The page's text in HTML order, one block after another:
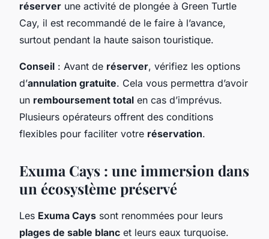
réserver une activité de plongée à Green Turtle
Cay, il est recommandé de le faire à l’avance,
surtout pendant la haute saison touristique.
Conseil : Avant de réserver, vérifiez les options
d’annulation gratuite. Cela vous permettra d’avoir
un remboursement total en cas d’imprévus.
Plusieurs opérateurs offrent des conditions
flexibles pour faciliter votre réservation.
Exuma Cays : une immersion dans
un écosystème préservé
Les Exuma Cays sont renommées pour leurs
plages de sable blanc et leurs eaux turquoise.